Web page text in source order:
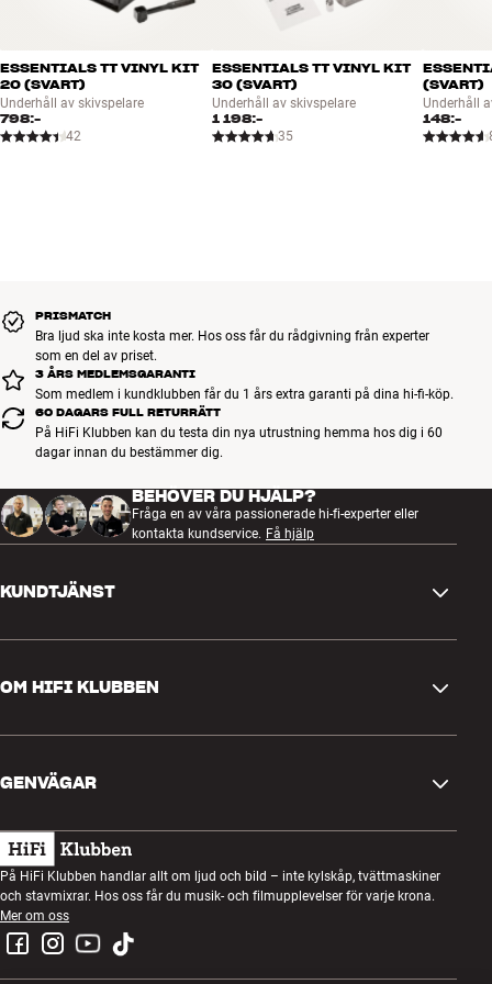
ESSENTIALS TT VINYL KIT
20 (SVART)
Underhåll av skivspelare
798:-
42
ESSENTIALS TT VINYL KIT
30 (SVART)
Underhåll av skivspelare
1 198:-
35
(SVART)
Underhåll
148:-
PRISMATCH
Bra ljud ska inte kosta mer. Hos oss får du rådgivning från experter
som en del av priset.
3 ÅRS MEDLEMSGARANTI
Som medlem i kundklubben får du 1 års extra garanti på dina hi-fi-köp.
60 DAGARS FULL RETURRÄTT
På HiFi Klubben kan du testa din nya utrustning hemma hos dig i 60
dagar innan du bestämmer dig.
BEHÖVER DU HJÄLP?
Fråga en av våra passionerade hi-fi-experter eller
kontakta kundservice. Få hjälp
KUNDTJÄNST
Retur och reklamation
Ångra beställning
Köpvillkor
Integritetspolicy
OM HIFI KLUBBEN
Kundklubb
Lyssnarkväll
Tävlingar
Jobb i HiFi Klubben
GENVÄGAR
Presentkort
Bygg med ljud
Montering och installation
På HiFi Klubben handlar allt om ljud och bild – inte kylskåp, tvättmaskiner
och stavmixrar. Hos oss får du musik- och filmupplevelser för varje krona.
Mer om oss